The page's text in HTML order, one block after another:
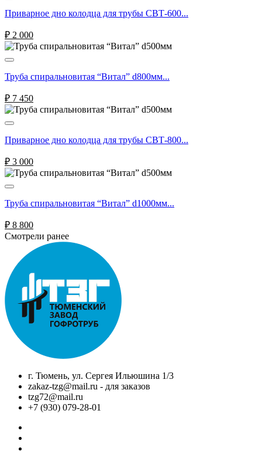
Приварное дно колодца для трубы СВТ-600...
₽ 2 000
Труба спиральновитая “Витал” d800мм...
₽ 7 450
Приварное дно колодца для трубы СВТ-800...
₽ 3 000
Труба спиральновитая “Витал” d1000мм...
₽ 8 800
Смотрели ранее
г. Тюмень, ул. Сергея Ильюшина 1/3
zakaz-tzg@mail.ru - для заказов
tzg72@mail.ru
+7 (930) 079-28-01